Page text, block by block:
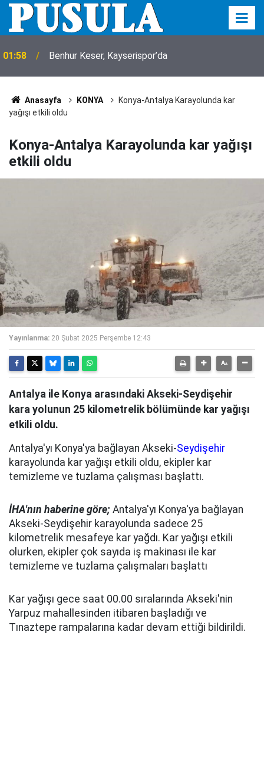
01:56 Köpeği tüfekle vurup sakat bıraktılar
Anasayfa KONYA
Konya-Antalya Karayolunda kar
yağışı etkili oldu
Konya-Antalya Karayolunda kar yağışı
etkili oldu
Yayınlanma: 20 Şubat 2025 Perşembe 12:43
Antalya ile Konya arasındaki Akseki-Seydişehir
kara yolunun 25 kilometrelik bölümünde kar yağışı
etkili oldu.
Antalya'yı Konya'ya bağlayan Akseki-Seydişehir
karayolunda kar yağışı etkili oldu, ekipler kar
temizleme ve tuzlama çalışması başlattı.
İHA'nın haberine göre; Antalya'yı Konya'ya bağlayan
Akseki-Seydişehir karayolunda sadece 25
kilometrelik mesafeye kar yağdı. Kar yağışı etkili
olurken, ekipler çok sayıda iş makinası ile kar
temizleme ve tuzlama çalışmaları başlattı
Kar yağışı gece saat 00.00 sıralarında Akseki'nin
Yarpuz mahallesinden itibaren başladığı ve
Tınaztepe rampalarına kadar devam ettiği bildirildi.